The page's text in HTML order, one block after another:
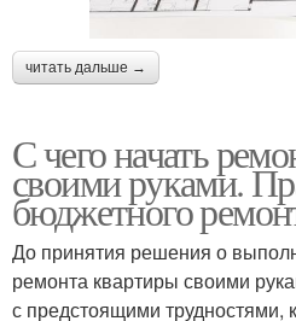
читать дальше →
С чего начать
своими руками.
бюджетного
До принятия решения о
ремонта квартиры своими
с предстоящими трудностями,